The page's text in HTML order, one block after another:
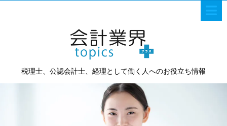
税理士、公認会計士、経理として働く人へのお役立ち情報